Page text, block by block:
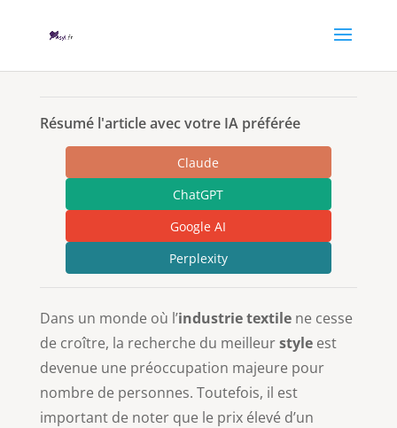
Résumé l'article avec votre IA préférée
Claude
ChatGPT
Google AI
Perplexity
Dans un monde où l’industrie textilene cesse
de croître, la recherche du meilleurstyleest
devenue une préoccupation majeure pour
nombre de personnes. Toutefois, il est
important de noter que le prix élevé d’un